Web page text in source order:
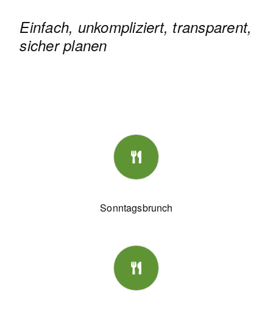
Einfach, unkompliziert, transparent,
sicher planen
Sonntagsbrunch